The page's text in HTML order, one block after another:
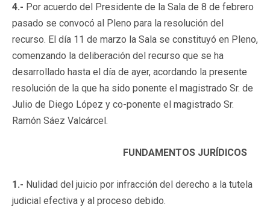
4.- Por acuerdo del Presidente de la Sala de 8 de febrero
pasado se convocó al Pleno para la resolución del
recurso. El día 11 de marzo la Sala se constituyó en Pleno,
comenzando la deliberación del recurso que se ha
desarrollado hasta el día de ayer, acordando la presente
resolución de la que ha sido ponente el magistrado Sr. de
Julio de Diego López y co-ponente el magistrado Sr.
Ramón Sáez Valcárcel.
FUNDAMENTOS JURÍDICOS
1.- Nulidad del juicio por infracción del derecho a la tutela
judicial efectiva y al proceso debido.